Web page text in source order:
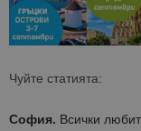
Чуйте статията:
София. Всички